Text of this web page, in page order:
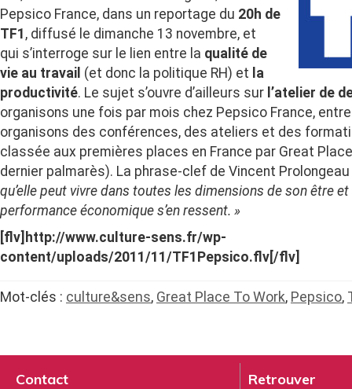
Pepsico France, dans un reportage du 20h de
TF1 , diffusé le dimanche 13 novembre, et
qui s’interroge sur le lien entre la qualité de
vie au travail (et donc la politique RH) et la
productivité. Le sujet s’ouvre d’ailleurs sur l’atelier de
organisons une fois par mois chez Pepsico France,
organisons des conférences, des ateliers et des
classée aux premières places en France par Great
dernier palmarès). La phrase-clef de Vincent
qu’elle peut vivre dans toutes les dimensions de son être
performance économique s’en ressent. »
[flv]http://www.culture-sens.fr/wp-
content/uploads/2011/11/TF1Pepsico.flv[/flv]
Mot-clés : culture&sens, Great Place To Work, Pepsico,
Contact Retrouver